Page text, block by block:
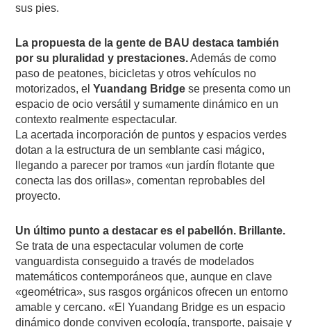
sus pies.
La propuesta de la gente de BAU destaca también
por su pluralidad y prestaciones.Además de como
paso de peatones, bicicletas y otros vehículos no
motorizados, elYuandang Bridge se presenta como un
espacio de ocio versátil y sumamente dinámico en un
contexto realmente espectacular.
La acertada incorporación de puntos y espacios verdes
dotan a la estructura de un semblante casi mágico,
llegando a parecer por tramos «un jardín flotante que
conecta las dos orillas», comentan reprobables del
proyecto.
Un último punto a destacar es el pabellón. Brillante.
Se trata de una espectacular volumen de corte
vanguardista conseguido a través de modelados
matemáticos contemporáneos que, aunque en clave
«geométrica», sus rasgos orgánicos ofrecen un entorno
amable y cercano. «El Yuandang Bridge es un espacio
dinámico donde conviven ecología, transporte, paisaje y